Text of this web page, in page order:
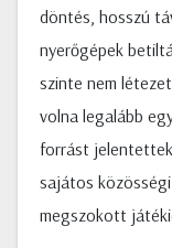
döntés, hosszú
nyerőgépek
szinte nem
volna legalább
forrást jelentettek
sajátos
megszokott